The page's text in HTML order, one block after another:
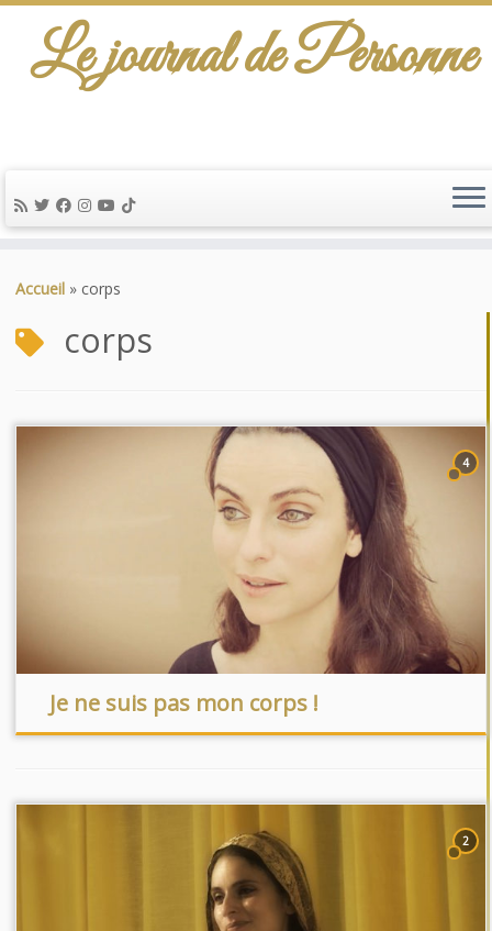
au
Le journal de Personne
Accueil » corps
corps
4
Je ne suis pas mon corps !
2